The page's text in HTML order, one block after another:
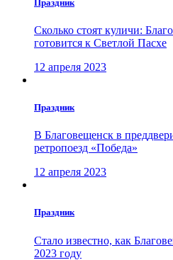
Праздник
Сколько стоят куличи:
готовится к Светлой Пасхе
12 апреля 2023
Праздник
В Благовещенск в
ретропоезд «Победа»
12 апреля 2023
Праздник
Стало известно, как
2023 году